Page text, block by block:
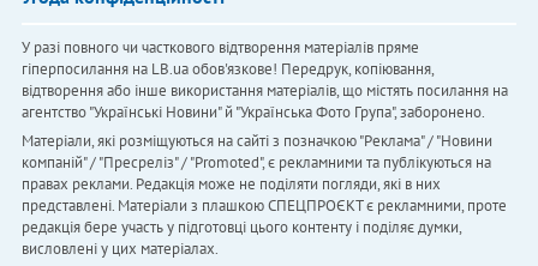
У разі повного чи часткового відтворення матеріалів пряме
гіперпосилання на LB.ua обов'язкове! Передрук, копіювання,
відтворення або інше використання матеріалів, що містять посилання на
агентство "Українськi Новини" й "Українська Фото Група", заборонено.
Матеріали, які розміщуються на сайті з позначкою "Реклама" / "Новини
компаній" / "Пресреліз" / "Promoted", є рекламними та публікуються на
правах реклами. Редакція може не поділяти погляди, які в них
представлені. Матеріали з плашкою СПЕЦПРОЄКТ є рекламними, проте
редакція бере участь у підготовці цього контенту і поділяє думки,
висловлені у цих матеріалах.